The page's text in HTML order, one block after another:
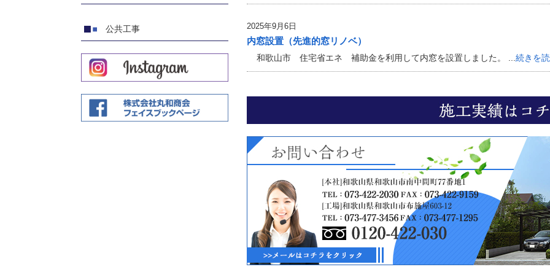
公共工事 2025年9月6日
内窓設置（先進的窓リノベ）
和歌山市 住宅省エネ 補助金を利用して内窓を設置しました。 ... 続きを